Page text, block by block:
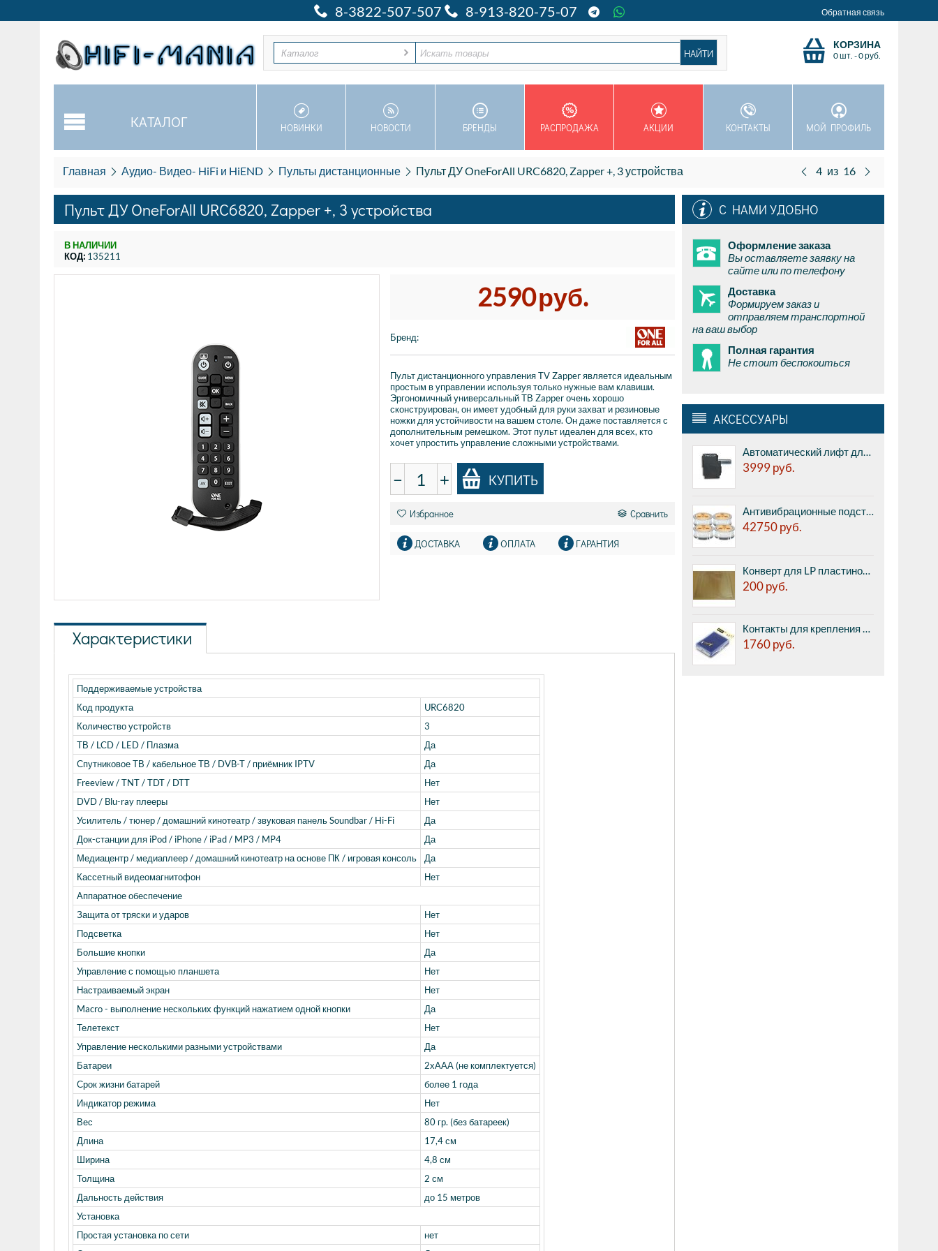
8-3822-507-507 8-913-820-75-07 Обратная связь
Каталог
КОРЗИНА
0 шт. -0руб.
КАТАЛОГ НОВИНКИ НОВОСТИ БРЕНДЫ РАСПРОДАЖА АКЦИИ КОНТАКТЫ МОЙ ПРОФИЛЬ
Главная Аудио- Видео- HiFi и HiEND Пульты дистанционные Пульт ДУ OneForAll URC6820, Zapper +, 3 устройства 4 из 16
Пульт ДУ OneForAll URC6820, Zapper +, 3 устройства
В НАЛИЧИИ
КОД: 135211
2590руб.
Бренд:
Пульт дистанционного управления TV Zapper является идеальным
простым в управлении используя только нужные вам клавиши.
Эргономичный универсальный ТВ Zapper очень хорошо
сконструирован, он имеет удобный для руки захват и резиновые
ножки для устойчивости на вашем столе. Он даже поставляется с
дополнительным ремешком. Этот пульт идеален для всех, кто
хочет упростить управление сложными устройствами.
− + КУПИТЬ
Избранное Сравнить
ДОСТАВКА ОПЛАТА ГАРАНТИЯ
Характеристики
Поддерживаемые устройства
Код продукта
URC6820
Количество устройств
3
ТВ / LCD / LED / Плазма
Да
Спутниковое ТВ / кабельное ТВ / DVB-T / приёмник IPTV
Да
Freeview / TNT / TDT / DTT
Нет
DVD / Blu-ray плееры
Нет
Усилитель / тюнер / домашний кинотеатр / звуковая панель Soundbar / Hi-Fi
Да
Док-станции для iPod / iPhone / iPad / MP3 / MP4
Да
Медиацентр / медиаплеер / домашний кинотеатр на основе ПК / игровая консоль
Да
Кассетный видеомагнитофон
Нет
Аппаратное обеспечение
Защита от тряски и ударов
Нет
Подсветка
Нет
Большие кнопки
Да
Управление с помощью планшета
Нет
Настраиваемый экран
Нет
Macro - выполнение нескольких функций нажатием одной кнопки
Да
Телетекст
Нет
Управление несколькими разными устройствами
Да
Батареи
2хААА (не комплектуется)
Срок жизни батарей
более 1 года
Индикатор режима
Нет
Вес
80 гр. (без батареек)
Длина
17,4 см
Ширина
4,8 см
Толщина
2 см
Дальность действия
до 15 метров
Установка
Простая установка по сети
нет
С НАМИ УДОБНО
Оформление заказа
Вы оставляете заявку на
сайте или по телефону
Доставка
Формируем заказ и
отправляем транспортной
на ваш выбор
Полная гарантия
Не стоит беспокоиться
АКСЕССУАРЫ
Автоматический лифт для подъема тонарма в конце проигрывания пластинки Pro-Ject Q-UP Tone Arm Lifter
3999руб.
Антивибрационные подставки Quadraspire QPlus Advanced - комплект из 4-х штук, для установки под ножки аппаратуры.
42750руб.
Конверт для LP пластинок внешний прозрачный, плотный, с широким кантом, без клапана, 1шт.
200руб.
Контакты для крепления картриджа к тонарму Tonar Goldplate Pin (4 шт. в комплекте) (4613)
1760руб.